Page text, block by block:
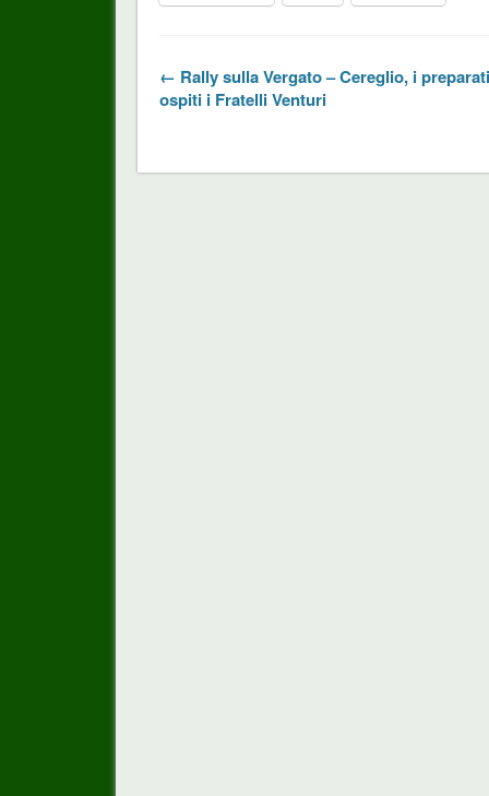
← Rally sulla Vergato – Cereglio, i
ospiti i Fratelli Venturi